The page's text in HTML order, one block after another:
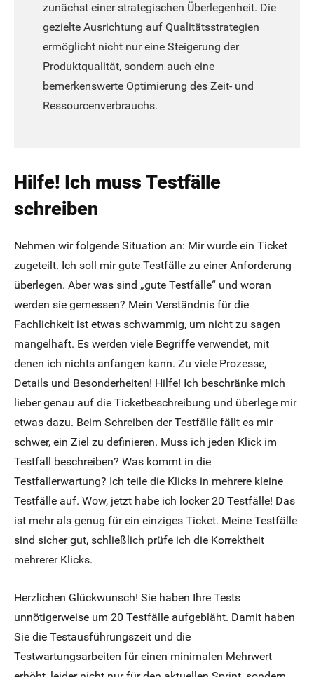
zunächst einer strategischen Überlegenheit. Die
gezielte Ausrichtung auf Qualitätsstrategien
ermöglicht nicht nur eine Steigerung der
Produktqualität, sondern auch eine
bemerkenswerte Optimierung des Zeit- und
Ressourcenverbrauchs.
Hilfe! Ich muss Testfälle
schreiben
Nehmen wir folgende Situation an: Mir wurde ein Ticket
zugeteilt. Ich soll mir gute Testfälle zu einer Anforderung
überlegen. Aber was sind „gute Testfälle“ und woran
werden sie gemessen? Mein Verständnis für die
Fachlichkeit ist etwas schwammig, um nicht zu sagen
mangelhaft. Es werden viele Begriffe verwendet, mit
denen ich nichts anfangen kann. Zu viele Prozesse,
Details und Besonderheiten! Hilfe! Ich beschränke mich
lieber genau auf die Ticketbeschreibung und überlege mir
etwas dazu. Beim Schreiben der Testfälle fällt es mir
schwer, ein Ziel zu definieren. Muss ich jeden Klick im
Testfall beschreiben? Was kommt in die
Testfallerwartung? Ich teile die Klicks in mehrere kleine
Testfälle auf. Wow, jetzt habe ich locker 20 Testfälle! Das
ist mehr als genug für ein einziges Ticket. Meine Testfälle
sind sicher gut, schließlich prüfe ich die Korrektheit
mehrerer Klicks.
Herzlichen Glückwunsch! Sie haben Ihre Tests
unnötigerweise um 20 Testfälle aufgebläht. Damit haben
Sie die Testausführungszeit und die
Testwartungsarbeiten für einen minimalen Mehrwert